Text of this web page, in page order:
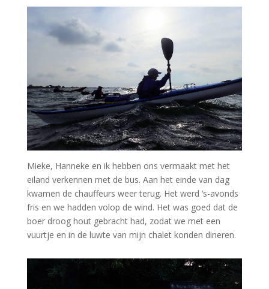
Mieke, Hanneke en ik hebben ons vermaakt met het
eiland verkennen met de bus. Aan het einde van dag
kwamen de chauffeurs weer terug. Het werd ‘s-avonds
fris en we hadden volop de wind. Het was goed dat de
boer droog hout gebracht had, zodat we met een
vuurtje en in de luwte van mijn chalet konden dineren.